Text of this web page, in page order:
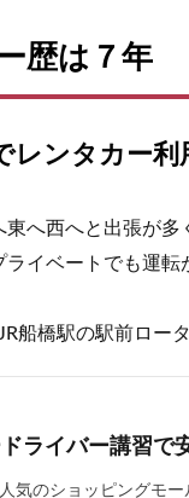
歴は７年
レンタカー利
へ西へと出張が
イベートでも運
船橋駅の駅前ロー
ライバー講習で
気のショッピングモ